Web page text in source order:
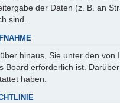
der Daten (z. B. an
sind.
hinaus, Sie unter den
Board erforderlich ist.
haben.